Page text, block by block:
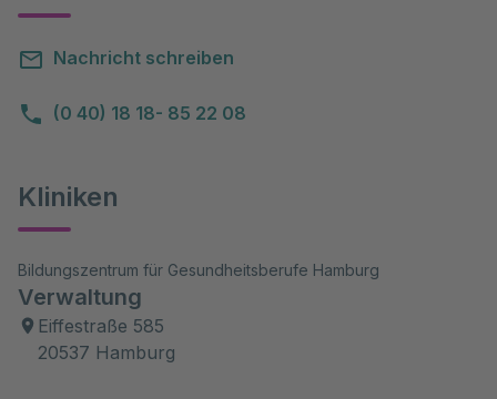
Nachricht schreiben
(0 40) 18 18- 85 22 08
Kliniken
Bildungszentrum für Gesundheitsberufe Hamburg
Verwaltung
Eiffestraße 585
20537 Hamburg